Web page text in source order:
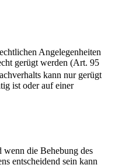
Angelegenheiten
gerügt werden (Art. 95
kann nur gerügt
ist oder auf einer
wenn die Behebung des
entscheidend sein kann